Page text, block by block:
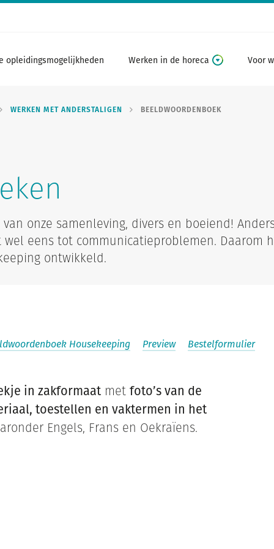
opleidingsmogelijkheden Werken in de horeca Voor
WERKEN MET ANDERSTALIGEN BEELDWOORDENBOEK
onze samenleving, divers en boeiend!
eens tot communicatieproblemen. Daarom
ontwikkeld.
Housekeeping Preview Bestelformulier
in zakformaat met foto’s van de
toestellen en vaktermen in het
Engels, Frans en Oekraïens.